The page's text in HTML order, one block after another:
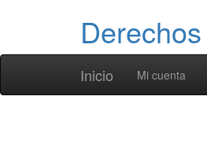
Inicio Mi cuenta